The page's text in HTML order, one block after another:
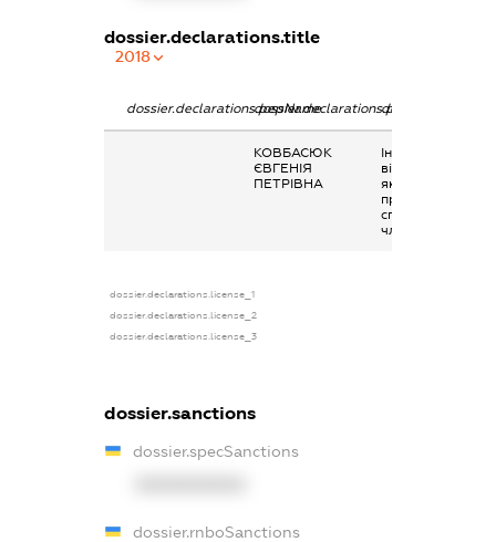
dossier.declarations.title
2018
dossier.declarations.pepNamedossier.declarations.personName
КОВБАСЮК
ЄВГЕНІЯ
ПЕТРІВНА
Інше, виплати чи
відшкодування,
які здійснюються
професійними
спілками своїм
членам
dossier.declarations.license_1
dossier.declarations.license_2
dossier.declarations.license_3
dossier.sanctions
dossier.specSanctions
dossier.rnboSanctions